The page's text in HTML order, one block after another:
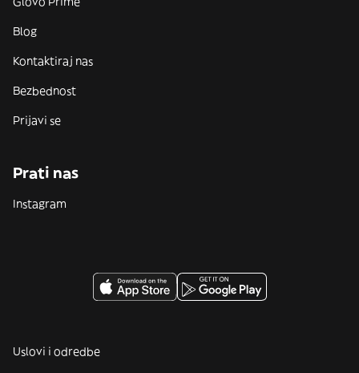
Blog
Kontaktiraj nas
Bezbednost
Prijavi se
Prati nas
Instagram
Uslovi i odredbe